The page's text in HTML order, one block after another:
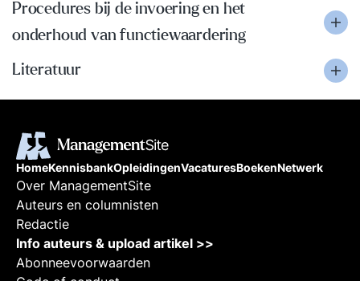
Procedures bij de invoering en het
onderhoud van functiewaardering
Literatuur
HomeKennisbankOpleidingenVacaturesBoekenNetwerk
Over ManagementSite
Auteurs en columnisten
Redactie
Info auteurs & upload artikel >>
Abonneevoorwaarden